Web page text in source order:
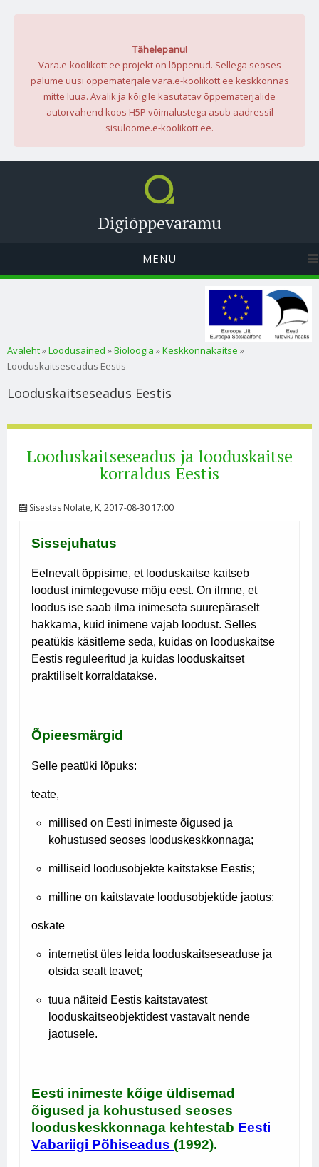
Tähelepanu!
Vara.e-koolikott.ee projekt on lõppenud. Sellega seoses
palume uusi õppematerjale vara.e-koolikott.ee keskkonnas
mitte luua. Avalik ja kõigile kasutatav õppematerjalide
autorvahend koos H5P võimalustega asub aadressil
sisuloome.e-koolikott.ee.
Digiõppevaramu
MENU
Sa oled siin
Avaleht»Loodusained »Bioloogia »Keskkonnakaitse »
Looduskaitseseadus Eestis
Looduskaitseseadus Eestis
Looduskaitseseadus ja looduskaitse
korraldus Eestis
Sisestas Nolate, K, 2017-08-30 17:00